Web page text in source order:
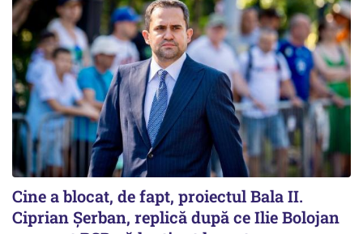
Cine a blocat, de fapt, proiectul Bala II.
Ciprian Șerban, replică după ce Ilie Bolojan